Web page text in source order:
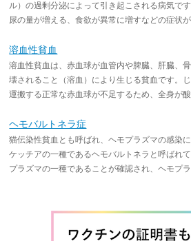
ル）の過剰分泌によって引き起こされる病気で
尿の量が増える、食欲が異常に増すなどの症状
溶血性貧血
溶血性貧血は、赤血球が血管内や脾臓、肝臓、
壊されること（溶血）により生じる貧血です。
運搬する正常な赤血球が不足するため、全身が
ヘモバルトネラ症
猫伝染性貧血とも呼ばれ、ヘモプラズマの感染
ケッチアの一種であるヘモバルトネラと呼ばれ
プラズマの一種であることが確認され、ヘモプ